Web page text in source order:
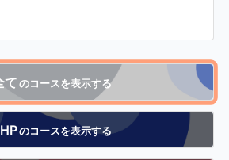
てのコースを表示する
のコースを表示する